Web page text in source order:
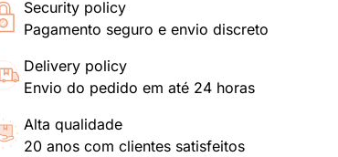
Security policy
Pagamento seguro e envio discreto
Delivery policy
Envio do pedido em até 24 horas
Alta qualidade
20 anos com clientes satisfeitos